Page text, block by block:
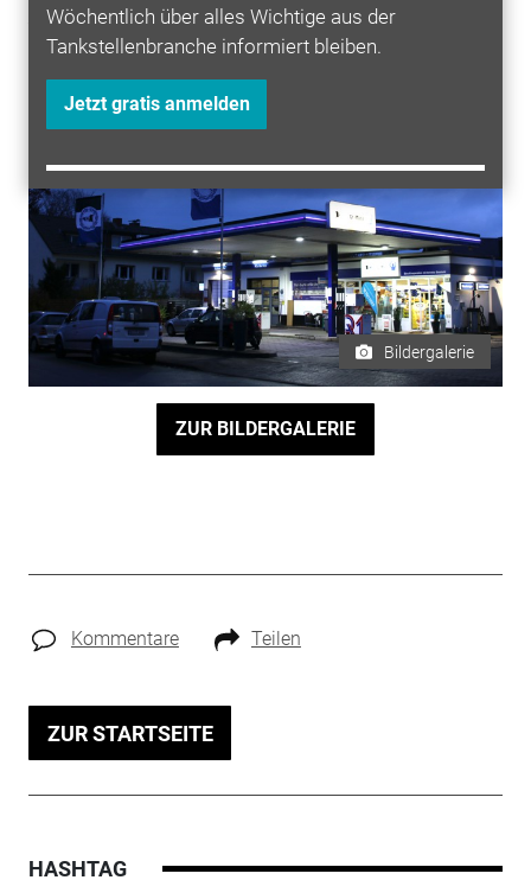
Wöchentlich über alles Wichtige aus der
Tankstellenbranche informiert bleiben.
Jetzt gratis anmelden
Sprit+ Ausgabe 4/2020.)
Fantankstelle Arminia Bielefeld
Bildergalerie
ZUR BILDERGALERIE
Kommentare Teilen
ZUR STARTSEITE
HASHTAG